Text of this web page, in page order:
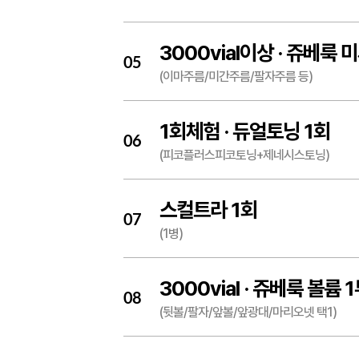
05 3000vial이상 ·쥬베룩
(이마주름/미간주름/팔자주름 등)
06 1회체험 ·듀얼토닝 1회
(피코플러스피코토닝+제네시스토닝)
07 스컬트라 1회
(1병)
08 3000vial ·쥬베룩 볼륨
(뒷볼/팔자/앞볼/앞광대/마리오넷 택1)